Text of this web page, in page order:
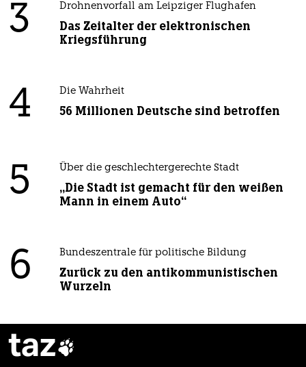
3 Drohnenvorfall am Leipziger Flughafen
Das Zeitalter der elektronischen
Kriegsführung
4 Die Wahrheit
56 Millionen Deutsche sind betroffen
5 Über die geschlechtergerechte Stadt
„Die Stadt ist gemacht für den weißen
Mann in einem Auto“
6 Bundeszentrale für politische Bildung
Zurück zu den antikommunistischen
Wurzeln
taz